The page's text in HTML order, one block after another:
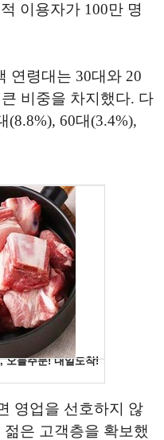
이용자가 100만 명
연령대는 30대와 20
비중을 차지했다. 다
(8.8%), 60대(3.4%),
영업을 선호하지 않
은 고객층을 확보했